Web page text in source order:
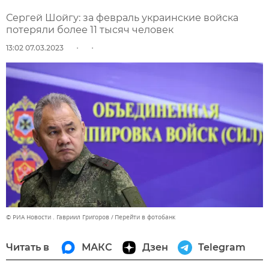
Сергей Шойгу: за февраль украинские войска
потеряли более 11 тысяч человек
13:02 07.03.2023
© РИА Новости . Гавриил Григоров Перейти в фотобанк
Читать в МАКС Дзен Telegram